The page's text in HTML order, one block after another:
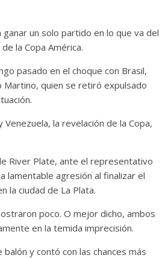
un solo partido en lo que va del
la Copa América.
pasado en el choque con Brasil,
quien se retiró expulsado
la revelación de la Copa,
River Plate, ante el representativo
lamentable agresión al finalizar el
la ciudad de La Plata.
poco. O mejor dicho, ambos
en la temida imprecisión.
y contó con las chances más